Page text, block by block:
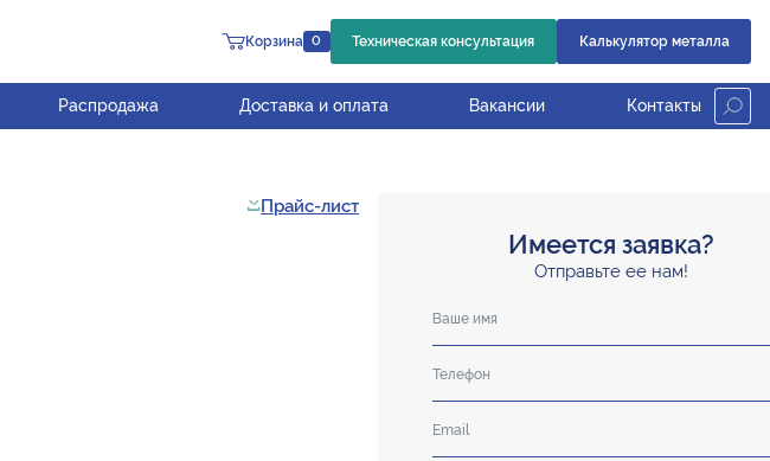
Корзина 0 Техническая консультация Калькулятор металла
Распродажа Доставка и оплата Вакансии Контакты
Прайс-лист
Имеется заявка?
Отправьте ее нам!